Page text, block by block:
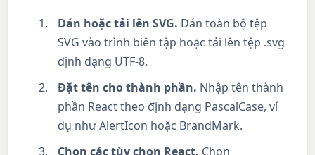
Dán hoặc tải lên SVG. Dán toàn bộ tệp
SVG vào trình biên tập hoặc tải lên tệp .svg
định dạng UTF-8.
Đặt tên cho thành phần. Nhập tên thành
phần React theo định dạng PascalCase, ví
dụ như AlertIcon hoặc BrandMark.
Chọn các tùy chọn React. Chọn